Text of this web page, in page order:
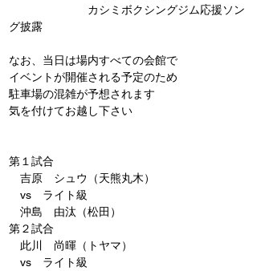
カシミボクシングジム応援ソン
グ披露
なお、当日は場内すべての会館で
イベントが開催される予定のため
駐車場の混雑が予想されます
気を付けてお越し下さい
第１試合
吉原　シュウ（天熊丸木）
vs　ライト級
沖島　由汰（松田）
第２試合
此川　尚暉（トヤマ）
vs　ライト級